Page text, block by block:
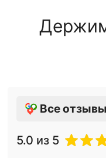
Все отзывы
5.0 из 5